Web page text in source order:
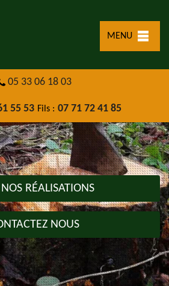
MENU
05 33 06 18 03
55 53 Fils : 07 71 72 41 85
RÉALISATIONS
NOUS